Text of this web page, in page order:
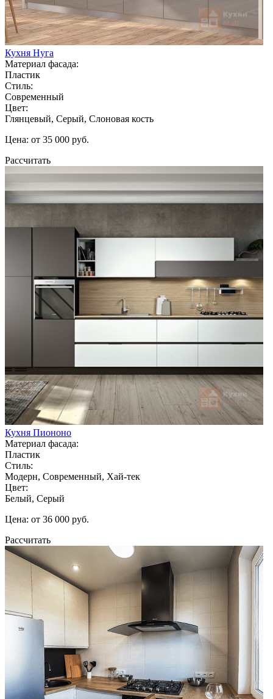
Кухня Нуга
Материал фасада:
Пластик
Стиль:
Современный
Цвет:
Глянцевый, Серый, Слоновая кость
Цена: от 35 000 руб.
Рассчитать
Кухня Пиононо
Материал фасада:
Пластик
Стиль:
Модерн, Современный, Хай-тек
Цвет:
Белый, Серый
Цена: от 36 000 руб.
Рассчитать